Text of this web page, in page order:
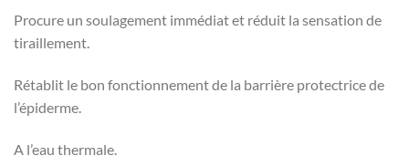
Procure un soulagement immédiat et réduit la sensation de
tiraillement.
Rétablit le bon fonctionnement de la barrière protectrice de
l’épiderme.
A l’eau thermale.